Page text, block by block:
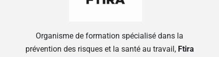
Organisme de formation spécialisé dans la
prévention des risques et la santé au travail, Ftira